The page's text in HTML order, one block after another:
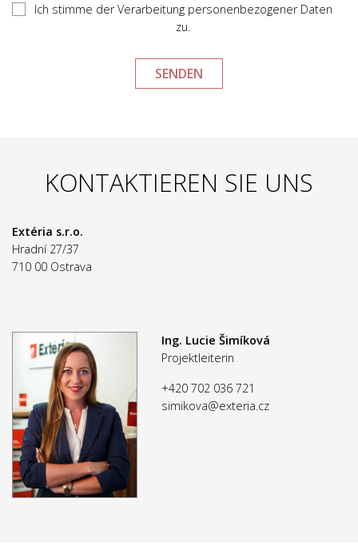
Ich stimme der Verarbeitung personenbezogener Daten
zu.
KONTAKTIEREN SIE UNS
Extéria s.r.o.
Hradní 27/37
710 00 Ostrava
Ing. Lucie Šimíková
Projektleiterin
+420 702 036 721
simikova@exteria.cz